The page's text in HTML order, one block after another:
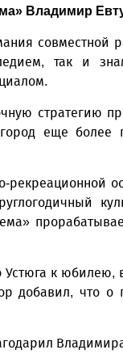
Владимир
совместной
так и
стратегию
еще более
рекреационной
Устюга к
добавил, что о